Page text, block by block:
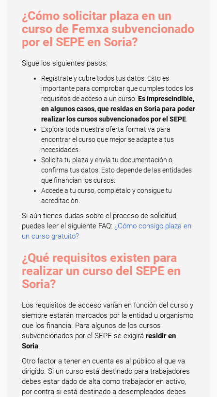
¿Cómo solicitar plaza en un
curso de Femxa subvencionado
por el SEPE en Soria?
Sigue los siguientes pasos:
Regístrate y cubre todos tus datos. Esto es
importante para comprobar que cumples todos los
requisitos de acceso a un curso. Es imprescindible,
en algunos casos, que residas en Soria para poder
realizar los cursos subvencionados por el SEPE
Explora toda nuestra oferta formativa para
encontrar el curso que mejor se adapte a tus
necesidades.
Solicita tu plaza y envía tu documentación o
confirma tus datos. Esto depende de las entidades
que financian los cursos.
Accede a tu curso, complétalo y consigue tu
acreditación.
Si aún tienes dudas sobre el proceso de solicitud,
puedes leer el siguiente FAQ: ¿Cómo consigo plaza en
un curso gratuito?
¿Qué requisitos existen para
realizar un curso del SEPE en
Soria?
Los requisitos de acceso varían en función del curso y
siempre estarán marcados por la entidad u organismo
que los financia. Para algunos de los cursos
subvencionados por el SEPE se exigirá residir en
Soria.
Otro factor a tener en cuenta es al público al que va
dirigido. Si un curso está destinado para trabajadores
debes estar dado de alta como trabajador en activo,
por contra si está destinado a desempleados debes